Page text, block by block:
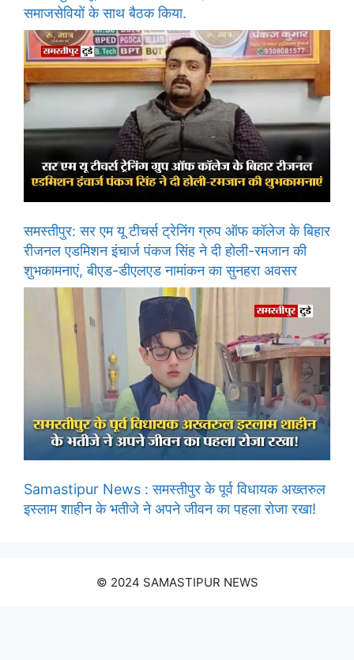
समाजसेवियों के साथ बैठक किया.
समस्तीपुर: सर एम यू टीचर्स ट्रेनिंग ग्रुप ऑफ कॉलेज के बिहार
रीजनल एडमिशन इंचार्ज पंकज सिंह ने दी होली-रमजान की
शुभकामनाएं, बीएड-डीएलएड नामांकन का सुनहरा अवसर
Samastipur News : समस्तीपुर के पूर्व विधायक अख्तरुल
इस्लाम शाहीन के भतीजे ने अपने जीवन का पहला रोजा रखा!
© 2024 SAMASTIPUR NEWS